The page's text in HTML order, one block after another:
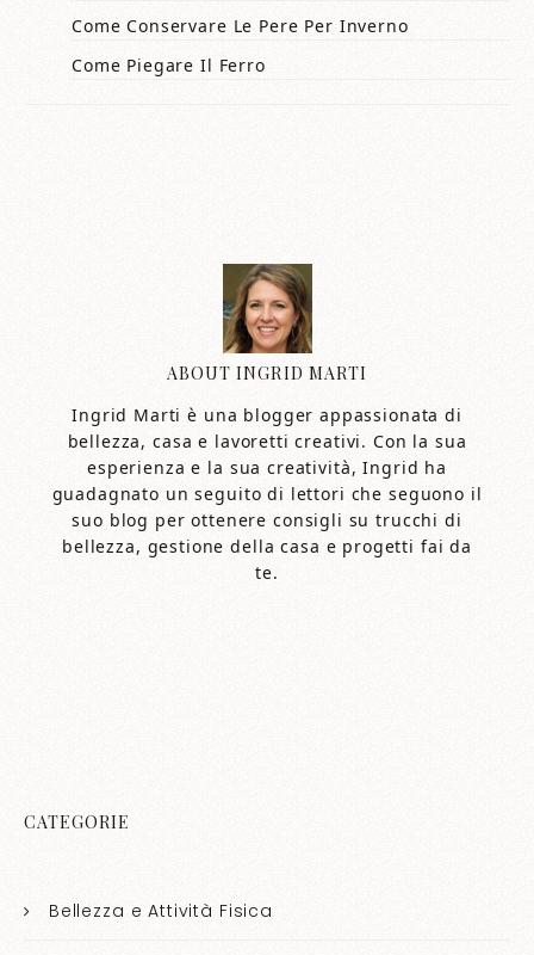
Come Conservare Le Pere Per Inverno
Come Piegare Il Ferro
ABOUTINGRID MARTI
Ingrid Marti è una blogger appassionata di
bellezza, casa e lavoretti creativi. Con la sua
esperienza e la sua creatività, Ingrid ha
guadagnato un seguito di lettori che seguono il
suo blog per ottenere consigli su trucchi di
bellezza, gestione della casa e progetti fai da
te.
CATEGORIE
Bellezza e Attività Fisica